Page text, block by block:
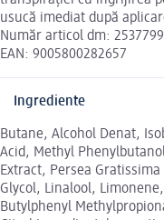
usucă imediat după
Număr articol dm: 2537799
EAN: 9005800282657
Ingrediente
Butane, Alcohol Denat,
Acid, Methyl
Extract, Persea
Glycol, Linalool,
Butylphenyl